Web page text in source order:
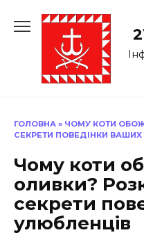
до
ГОЛОВНА » ЧОМУ КОТИ
СЕКРЕТИ ПОВЕДІНКИ
Чому коти
оливки?
секрети
улюбленців